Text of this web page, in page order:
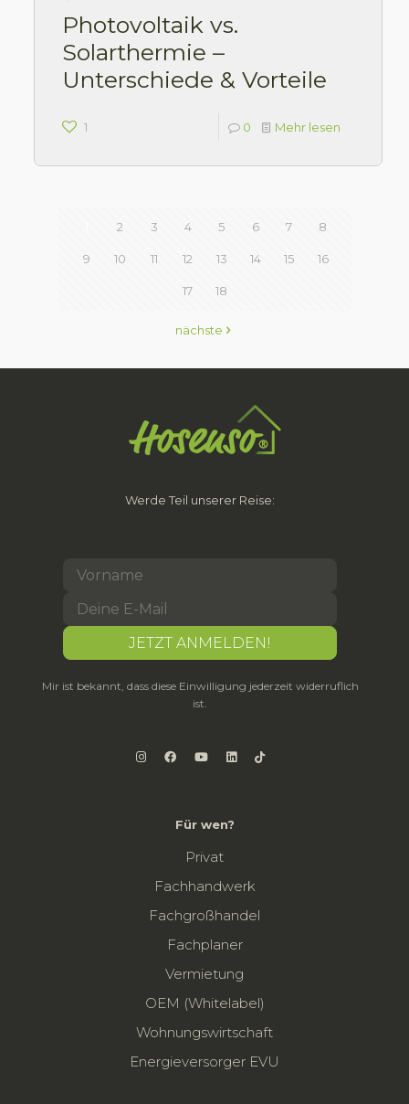
Photovoltaik vs.
Solarthermie –
Unterschiede & Vorteile
1 0 Mehr lesen
2 3 4 5 6 7 8
9 10 11 12 13 14 15 16
17 18
nächste
Werde Teil unserer Reise:
Mir ist bekannt, dass diese Einwilligung jederzeit widerruflich
ist.
Für wen?
Privat
Fachhandwerk
Fachgroßhandel
Fachplaner
Vermietung
OEM (Whitelabel)
Wohnungswirtschaft
Energieversorger EVU